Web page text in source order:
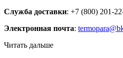
Служба доставки: +7 (800) 201-
Электронная почта:
Читать дальше